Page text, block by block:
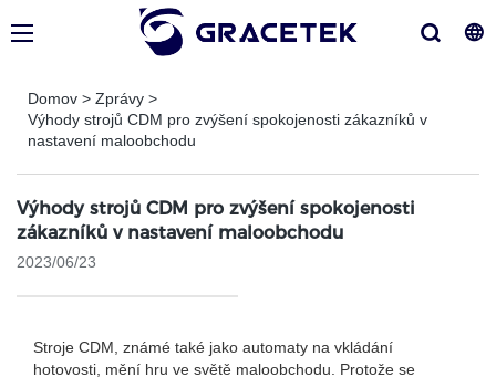
Domov > Zprávy >
Výhody strojů CDM pro zvýšení spokojenosti zákazníků v
nastavení maloobchodu
Výhody strojů CDM pro zvýšení spokojenosti
zákazníků v nastavení maloobchodu
2023/06/23
Stroje CDM, známé také jako automaty na vkládání
hotovosti, mění hru ve světě maloobchodu. Protože se